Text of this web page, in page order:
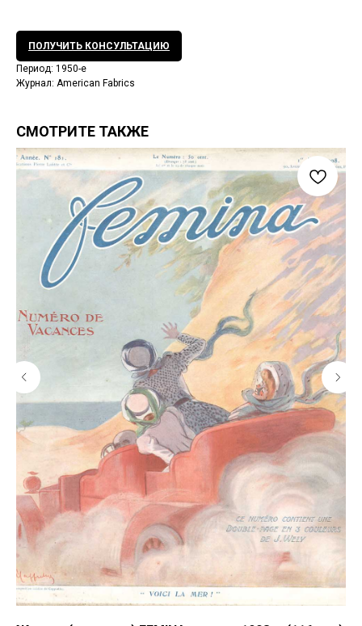
ПОЛУЧИТЬ КОНСУЛЬТАЦИЮ
Период: 1950-е
Журнал: American Fabrics
СМОТРИТЕ ТАКЖЕ